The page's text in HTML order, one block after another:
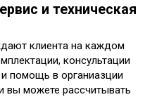
и техническая
клиента на каждом
консультации
помощь в органиазции
вы можете рассчитывать